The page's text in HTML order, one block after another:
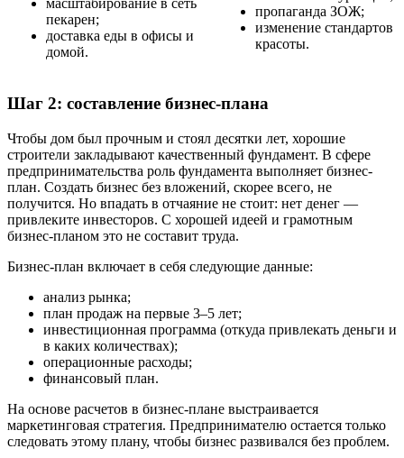
пекарен;
доставка еды в офисы и
домой.
пропаганда ЗОЖ;
изменение стандартов
красоты.
Шаг 2: составление бизнес-плана
Чтобы дом был прочным и стоял десятки лет, хорошие
строители закладывают качественный фундамент. В сфере
предпринимательства роль фундамента выполняет бизнес-
план. Создать бизнес без вложений, скорее всего, не
получится. Но впадать в отчаяние не стоит: нет денег —
привлеките инвесторов. С хорошей идеей и грамотным
бизнес-планом это не составит труда.
Бизнес-план включает в себя следующие данные:
анализ рынка;
план продаж на первые 3–5 лет;
инвестиционная программа (откуда привлекать деньги и
в каких количествах);
операционные расходы;
финансовый план.
На основе расчетов в бизнес-плане выстраивается
маркетинговая стратегия. Предпринимателю остается только
следовать этому плану, чтобы бизнес развивался без проблем.